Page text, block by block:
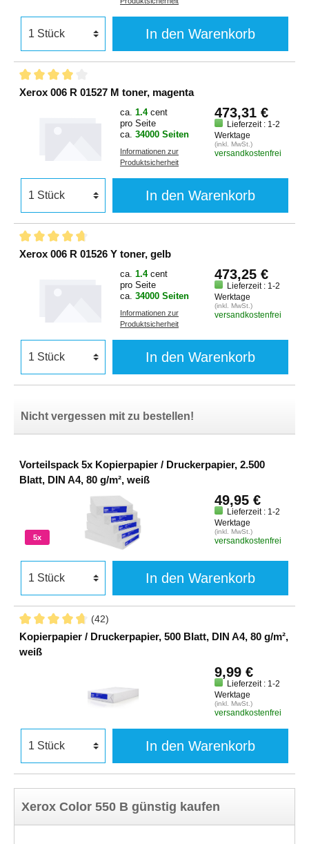
In den Warenkorb
Xerox 006 R 01527 M toner, magenta
ca. 1.4 cent
pro Seite
ca. 34000 Seiten
Informationen zur
Produktsicherheit
473,31 €
Lieferzeit : 1-2
Werktage
(inkl. MwSt.)
versandkostenfrei
In den Warenkorb
Xerox 006 R 01526 Y toner, gelb
ca. 1.4 cent
pro Seite
ca. 34000 Seiten
Informationen zur
Produktsicherheit
473,25 €
Lieferzeit : 1-2
Werktage
(inkl. MwSt.)
versandkostenfrei
In den Warenkorb
Nicht vergessen mit zu bestellen!
Vorteilspack 5x Kopierpapier / Druckerpapier, 2.500
Blatt, DIN A4, 80 g/m², weiß
5x
49,95 €
Lieferzeit : 1-2
Werktage
(inkl. MwSt.)
versandkostenfrei
In den Warenkorb
(42)
Kopierpapier / Druckerpapier, 500 Blatt, DIN A4, 80 g/m²,
weiß
9,99 €
Lieferzeit : 1-2
Werktage
(inkl. MwSt.)
versandkostenfrei
In den Warenkorb
Xerox Color 550 B günstig kaufen